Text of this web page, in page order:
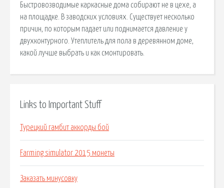
Быстровозводимые каркасные дома собирают не в цехе, а
на площадке. В заводских условиях. Существует несколько
причин, по которым падает или поднимается давление у
двухконтурного. Утеплитель для пола в деревянном доме,
какой лучше выбрать и как смонтировать.
Links to Important Stuff
Турецкий гамбит аккорды бой
Farming simulator 2015 монеты
Заказать минусовку